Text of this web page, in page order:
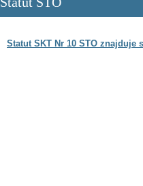
Statut SKT Nr 10 STO znajduje